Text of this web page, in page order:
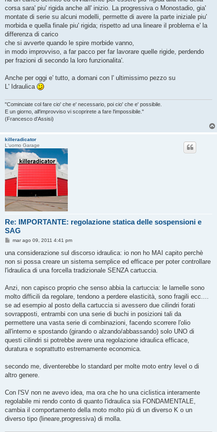
corsa sara' piu' rigida anche all' inizio. La progressiva o Monostadio, gia'
montate di serie su alcuni modelli, permette di avere la parte iniziale piu'
morbida e quella finale piu' rigida; rispetto ad una lineare il problema e' la
differenza di carico
che si avverte quando le spire morbide vanno,
in modo improvviso, a far pacco per far lavorare quelle rigide, perdendo
per frazioni di secondo la loro funzionalita'.
Anche per oggi e' tutto, a domani con l' ultimissimo pezzo su
L' Idraulica
"Cominciate col fare cio' che e' necessario, poi cio' che e' possibile.
E un giorno, all'improvviso vi scoprirete a fare l'impossibile."
(Francesco d'Assisi)
killeradicator
L'uomo Garage
Re: IMPORTANTE: regolazione statica delle sospensioni e
SAG
M
s
a
g
o
mar ago 09, 2011 4:41 pm
una considerazione sul discorso idraulica: io non ho MAI capito perchè
non si possa creare un sistema semplice ed efficace per poter controllare
l'idraulica di una forcella tradizionale SENZA cartuccia.
Anzi, non capisco proprio che senso abbia la cartuccia: le lamelle sono
molto difficili da regolare, tendono a perdere elasticità, sono fragili ecc....
se ad esempio al posto della cartuccia si avessero due cilindri forati
sovrapposti, entrambi con una serie di buchi in posizioni tali da
permettere una vasta serie di combinazioni, facendo scorrere l'olio
all'interno e spostando (girando o alzando/abbassando) solo UNO di
questi cilindri si potrebbe avere una regolazione idraulica efficace,
duratura e soprattutto estremamente economica.
secondo me, diventerebbe lo standard per molte moto entry level o di
altro genere.
Con l'SV non ne avevo idea, ma ora che ho una ciclistica interamente
regolabile mi rendo conto di quanto l'idraulica sia FONDAMENTALE,
cambia il comportamento della moto molto più di un diverso K o un
diverso tipo (lineare,progressiva) di molla.